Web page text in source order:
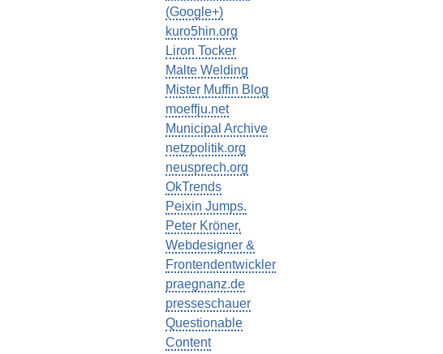
(Google+)
kuro5hin.org
Liron Tocker
Malte Welding
Mister Muffin Blog
moeffju.net
Municipal Archive
netzpolitik.org
neusprech.org
OkTrends
Peixin Jumps.
Peter Kröner,
Webdesigner &
Frontendentwickler
praegnanz.de
presseschauer
Questionable
Content